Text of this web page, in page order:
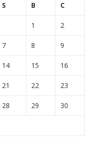
S B C
1 2
7 8 9
14 15 16
21 22 23
28 29 30